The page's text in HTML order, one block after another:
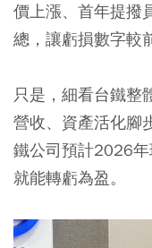
價上漲、首年提撥
總，讓虧損數字較
只是，細看台鐵整
營收、資產活化腳
鐵公司預計2026
就能轉虧為盈。